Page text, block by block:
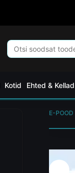
Kotid Ehted & Kellad
E-POOD